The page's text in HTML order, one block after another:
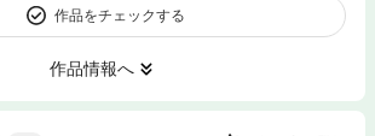
作品をチェックする
作品情報へ